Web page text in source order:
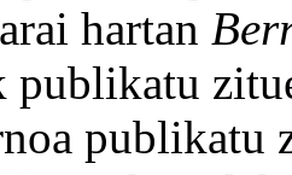
hartan
publikatu
publikatu